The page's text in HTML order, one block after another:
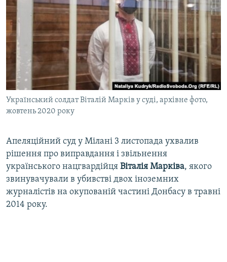
СПЕЦПРОЕКТИ
ДЕПОРТАЦІЯ
ВІДЕОУРОКИ «ELIFBE»
СВІДЧЕННЯ ОКУПАЦІЇ
УКРАЇНСЬКА ПРОБЛЕМА КРИМУ
ІНФОГРАФІКА
ЯК ОБІЙТИ БЛОКУВАННЯ
Русский
Qırımtatar
ДОЛУЧАЙСЯ!
Усі сайти RFE/RL
Український солдат Віталій Марків у суді, архівне фото,
жовтень 2020 року
Апеляційний суд у Мілані 3 листопада ухвалив
рішення про виправдання і звільнення
українського нацгвардійця Віталія Марківа, якого
звинувачували в убивстві двох іноземних
журналістів на окупованій частині Донбасу в травні
2014 року.